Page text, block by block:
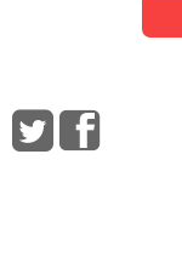
ーへ